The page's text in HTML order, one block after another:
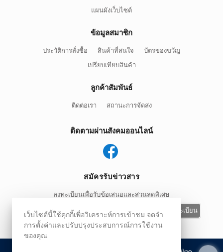
แผนผังเว็บไซต์
ข้อมูลสมาชิก
ประวัติการสั่งซื้อ สินค้าที่สนใจ
บัตรของขวัญ
เปรียบเทียบสินค้า
ลูกค้าสัมพันธ์
ติดต่อเรา สถานะการจัดส่ง
ติดตามผ่านสังคมออนไลน์
สมัครรับข่าวสาร
ลงทะเบียนเพื่อรับข้อเสนอและส่วนลดพิเศษ
ลงทะเบียน
เว็บไซต์นี้ใช้คุกกี้เพื่อวิเคราะห์การเข้าชม จดจำ
การตั้งค่าและปรับปรุงประสบการณ์การใช้งาน
ของคุณ